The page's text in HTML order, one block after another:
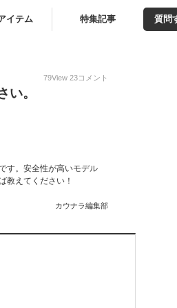
イテム 特集記事 質問
79View 23コメント
い。
す。安全性が高いモデル
教えてください！
カウナラ編集部